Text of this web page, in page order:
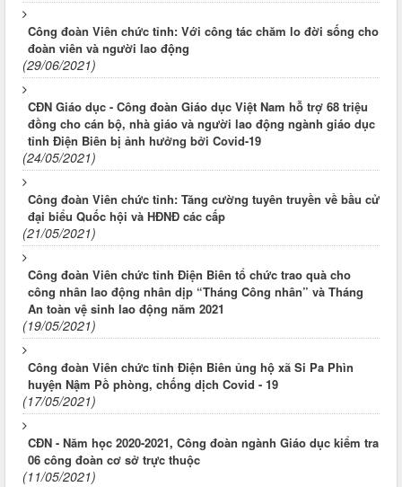
Công đoàn Viên chức tỉnh: Với công tác chăm lo đời sống cho
đoàn viên và người lao động
(29/06/2021)
CĐN Giáo dục - Công đoàn Giáo dục Việt Nam hỗ trợ 68 triệu
đồng cho cán bộ, nhà giáo và người lao động ngành giáo dục
tỉnh Điện Biên bị ảnh hưởng bởi Covid-19
(24/05/2021)
Công đoàn Viên chức tỉnh: Tăng cường tuyên truyền về bầu cử
đại biểu Quốc hội và HĐNĐ các cấp
(21/05/2021)
Công đoàn Viên chức tỉnh Điện Biên tổ chức trao quà cho
công nhân lao động nhân dịp “Tháng Công nhân” và Tháng
An toàn vệ sinh lao động năm 2021
(19/05/2021)
Công đoàn Viên chức tỉnh Điện Biên ủng hộ xã Si Pa Phìn
huyện Nậm Pồ phòng, chống dịch Covid - 19
(17/05/2021)
CĐN - Năm học 2020-2021, Công đoàn ngành Giáo dục kiểm tra
06 công đoàn cơ sở trực thuộc
(11/05/2021)